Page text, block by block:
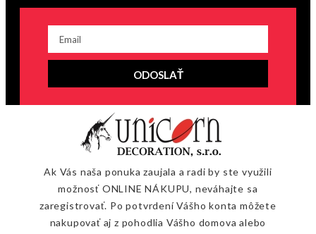
ODOSLAŤ
Ak Vás naša ponuka zaujala a radi by ste využili
možnosť ONLINE NÁKUPU, neváhajte sa
zaregistrovať. Po potvrdení Vášho konta môžete
nakupovať aj z pohodlia Vášho domova alebo